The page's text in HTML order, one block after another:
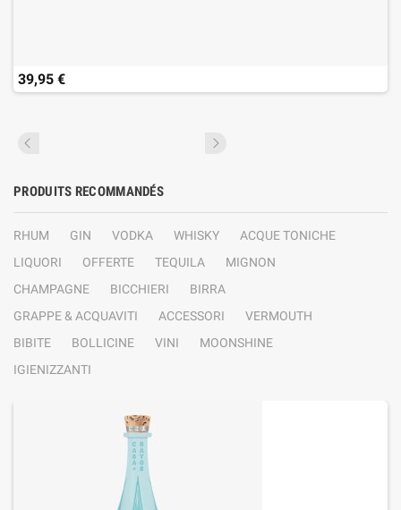
39,95 €
PRODUITS RECOMMANDÉS
RHUM GIN VODKA WHISKY
ACQUE TONICHE
LIQUORI
OFFERTE TEQUILA
MIGNON
CHAMPAGNE
BICCHIERI
BIRRA
GRAPPE & ACQUAVITI
ACCESSORI
VERMOUTH
BIBITE
BOLLICINE VINI
MOONSHINE
IGIENIZZANTI